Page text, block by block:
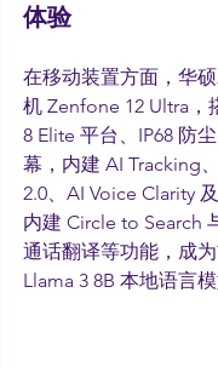
体验
在移动装置方面，华
机 Zenfone 12 Ultra，
8 Elite 平台、IP68 防
幕，内建 AI Tracking
2.0、AI Voice Clarity
内建 Circle to Search
通话翻译等功能，成
Llama 3 8B 本地语言